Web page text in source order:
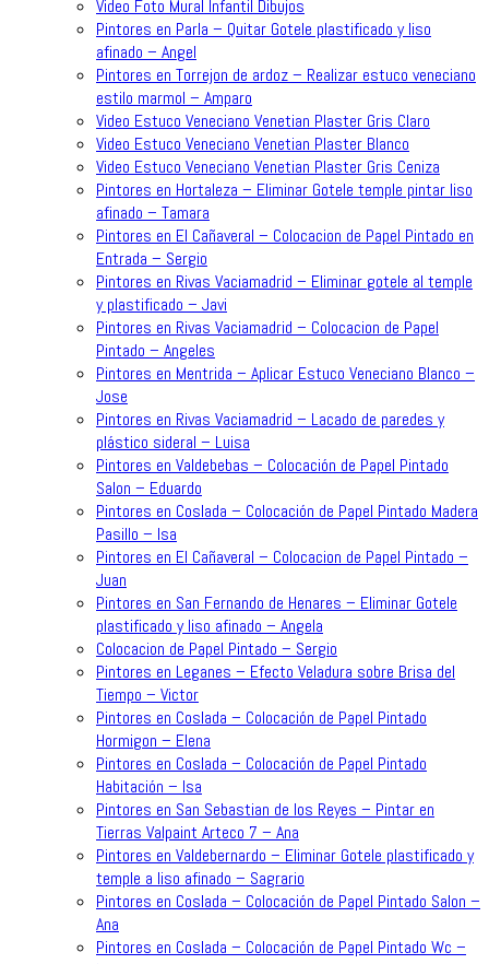
Video Foto Mural Infantil Dibujos
Pintores en Parla – Quitar Gotele plastificado y liso
afinado – Angel
Pintores en Torrejon de ardoz – Realizar estuco veneciano
estilo marmol – Amparo
Video Estuco Veneciano Venetian Plaster Gris Claro
Video Estuco Veneciano Venetian Plaster Blanco
Video Estuco Veneciano Venetian Plaster Gris Ceniza
Pintores en Hortaleza – Eliminar Gotele temple pintar liso
afinado – Tamara
Pintores en El Cañaveral – Colocacion de Papel Pintado en
Entrada – Sergio
Pintores en Rivas Vaciamadrid – Eliminar gotele al temple
y plastificado – Javi
Pintores en Rivas Vaciamadrid – Colocacion de Papel
Pintado – Angeles
Pintores en Mentrida – Aplicar Estuco Veneciano Blanco –
Jose
Pintores en Rivas Vaciamadrid – Lacado de paredes y
plástico sideral – Luisa
Pintores en Valdebebas – Colocación de Papel Pintado
Salon – Eduardo
Pintores en Coslada – Colocación de Papel Pintado Madera
Pasillo – Isa
Pintores en El Cañaveral – Colocacion de Papel Pintado –
Juan
Pintores en San Fernando de Henares – Eliminar Gotele
plastificado y liso afinado – Angela
Colocacion de Papel Pintado – Sergio
Pintores en Leganes – Efecto Veladura sobre Brisa del
Tiempo – Victor
Pintores en Coslada – Colocación de Papel Pintado
Hormigon – Elena
Pintores en Coslada – Colocación de Papel Pintado
Habitación – Isa
Pintores en San Sebastian de los Reyes – Pintar en
Tierras Valpaint Arteco 7 – Ana
Pintores en Valdebernardo – Eliminar Gotele plastificado y
temple a liso afinado – Sagrario
Pintores en Coslada – Colocación de Papel Pintado Salon –
Ana
Pintores en Coslada – Colocación de Papel Pintado Wc –